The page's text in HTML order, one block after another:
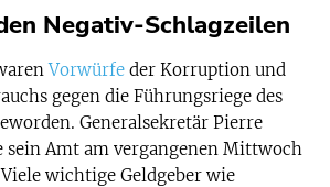
Negativ-Schlagzeilen
Vorwürfe der Korruption und
gegen die Führungsriege des
Generalsekretär Pierre
sein Amt am vergangenen Mittwoch
wichtige Geldgeber wie